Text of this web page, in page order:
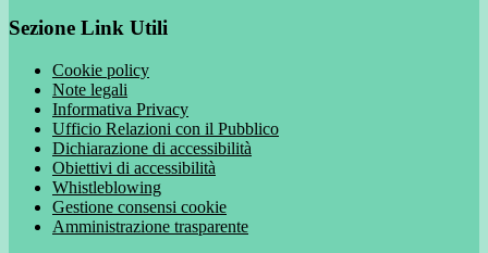
Sezione Link Utili
Cookie policy
Note legali
Informativa Privacy
Ufficio Relazioni con il Pubblico
Dichiarazione di accessibilità
Obiettivi di accessibilità
Whistleblowing
Gestione consensi cookie
Amministrazione trasparente